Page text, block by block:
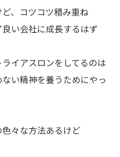
、コツコツ積み重ね
い会社に成長するはず
イアスロンをしてるのは
い精神を養うためにやっ
々な方法あるけど